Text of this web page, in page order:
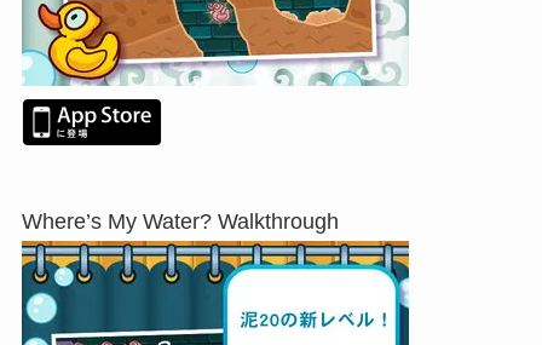
Where’s My Water? Walkthrough